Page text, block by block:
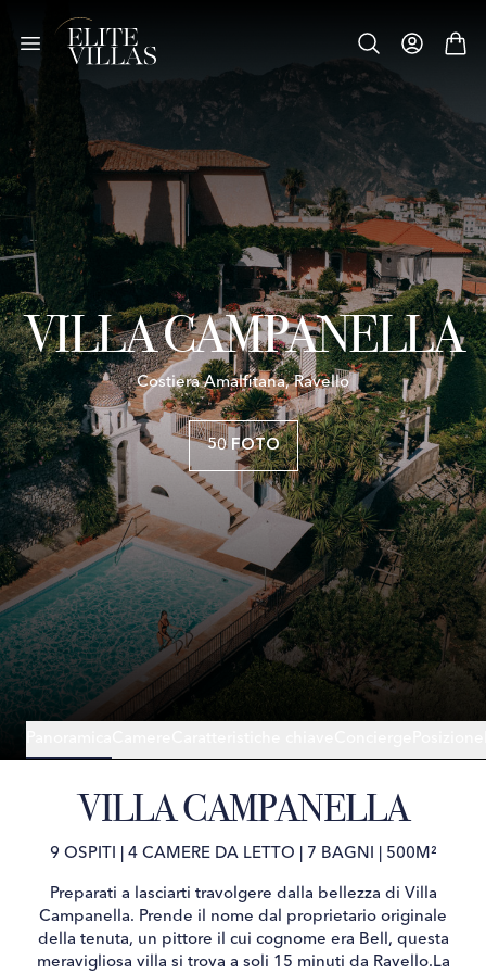
VILLA CAMPANELLA
Costiera Amalfitana, Ravello
50 FOTO
VILLA CAMPANELLA
9 OSPITI 4 CAMERE DA LETTO 7 BAGNI 500M²
Preparati a lasciarti travolgere dalla bellezza di Villa
Campanella. Prende il nome dal proprietario originale
della tenuta, un pittore il cui cognome era Bell, questa
meravigliosa villa si trova a soli 15 minuti da Ravello.La